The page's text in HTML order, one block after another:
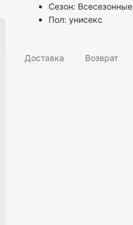
Сезон: Всесезонные
Пол:унисекс
Доставка Возврат